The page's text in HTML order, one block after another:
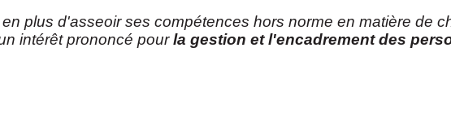
plus d'asseoir ses compétences hors norme en matière de
intérêt prononcé pour la gestion et l'encadrement des